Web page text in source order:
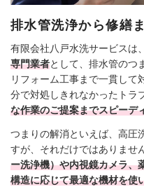
排水管洗浄から修繕
有限会社八戸水洗サービスは、
専門業者として、排水管のつ
リフォーム工事まで一貫して
分で対処しきれなかったトラ
な作業のご提案までスピーデ
つまりの解消といえば、高圧
すが、それだけではありませ
ー洗浄機）や内視鏡カメラ、
構造に応じて最適な機材を使